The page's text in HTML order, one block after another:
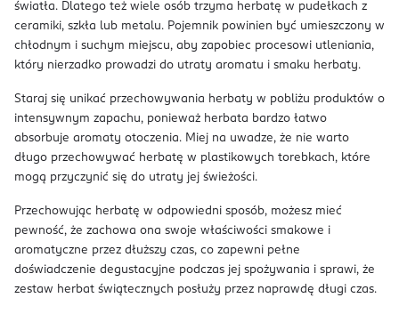
światła. Dlatego też wiele osób trzyma herbatę w pudełkach z
ceramiki, szkła lub metalu. Pojemnik powinien być umieszczony w
chłodnym i suchym miejscu, aby zapobiec procesowi utleniania,
który nierzadko prowadzi do utraty aromatu i smaku herbaty.
Staraj się unikać przechowywania herbaty w pobliżu produktów o
intensywnym zapachu, ponieważ herbata bardzo łatwo
absorbuje aromaty otoczenia. Miej na uwadze, że nie warto
długo przechowywać herbatę w plastikowych torebkach, które
mogą przyczynić się do utraty jej świeżości.
Przechowując herbatę w odpowiedni sposób, możesz mieć
pewność, że zachowa ona swoje właściwości smakowe i
aromatyczne przez dłuższy czas, co zapewni pełne
doświadczenie degustacyjne podczas jej spożywania i sprawi, że
zestaw herbat świątecznych posłuży przez naprawdę długi czas.